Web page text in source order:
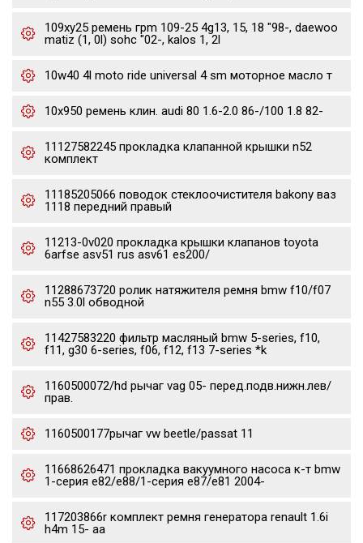
109xy25 ремень грm 109-25 4g13, 15, 18 "98-, daewoo
matiz (1, 0l) sohc "02-, kalos 1, 2l
10w40 4l moto ride universal 4 sm моторное масло т
10x950 ремень клин. audi 80 1.6-2.0 86-/100 1.8 82-
11127582245 прокладка клапанной крышки n52
комплект
11185205066 поводок стеклоочистителя bakony ваз
1118 передний правый
11213-0v020 прокладка крышки клапанов toyota
6arfse asv51 rus asv61 es200/
11288673720 ролик натяжителя ремня bmw f10/f07
n55 3.0l обводной
11427583220 фильтр масляный bmw 5-series, f10,
f11, g30 6-series, f06, f12, f13 7-series *k
1160500072/hd рычаг vag 05- перед.подв.нижн.лев/
прав.
1160500177рычаг vw beetle/passat 11
11668626471 прокладка вакуумного насоса к-т bmw
1-серия e82/e88/1-серия e87/e81 2004-
117203866r комплект ремня генератора renault 1.6i
h4m 15- aa